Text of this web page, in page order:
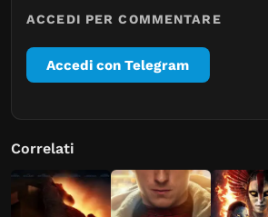
ACCEDI PER COMMENTARE
Accedi con Telegram
Correlati